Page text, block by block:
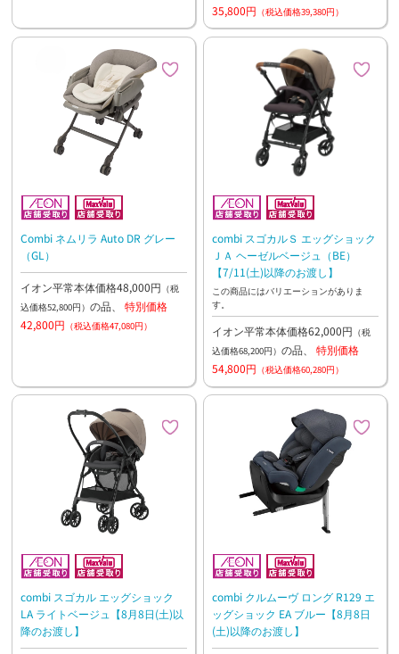
35,800円 （税込価格39,380円）
Combi ネムリラ Auto DR グレー
（GL）
イオン平常本体価格48,000円 （税
込価格52,800円） の品、 特別価格
42,800円 （税込価格47,080円）
combi スゴカルＳ エッグショック
ＪＡ ヘーゼルベージュ（BE）
【7/11(土)以降のお渡し】
この商品にはバリエーションがありま
す。
イオン平常本体価格62,000円 （税
込価格68,200円） の品、 特別価格
54,800円 （税込価格60,280円）
combi スゴカル エッグショック
LA ライトベージュ【8月8日(土)以
降のお渡し】
combi クルムーヴ ロング R129 エ
ッグショック EA ブルー【8月8日
(土)以降のお渡し】